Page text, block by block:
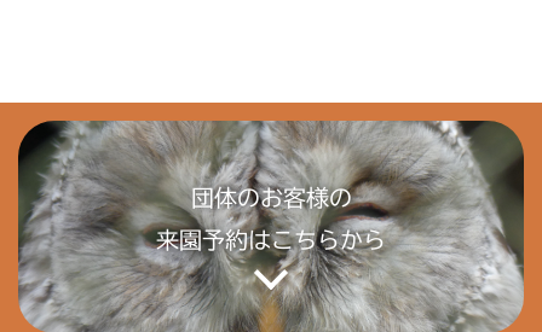
団体のお客様の
来園予約はこちらから